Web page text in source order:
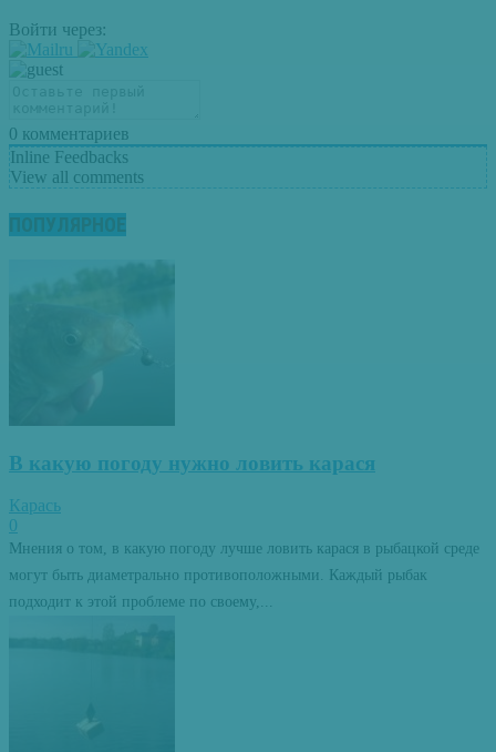
Войти через:
0 комментариев
Inline Feedbacks
View all comments
ПОПУЛЯРНОЕ
В какую погоду нужно ловить карася
Карась
0
Мнения о том, в какую погоду лучше ловить карася в рыбацкой среде
могут быть диаметрально противоположными. Каждый рыбак
подходит к этой проблеме по своему,...